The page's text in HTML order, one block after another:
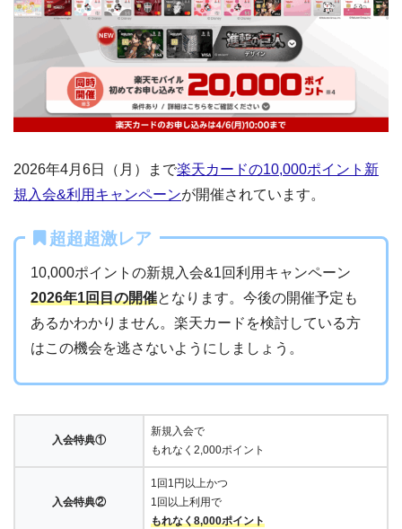
2026年4月6日（月）まで楽天カードの10,000ポイント新
規入会&利用キャンペーンが開催されています。
超超超激レア
10,000ポイントの新規入会&1回利用キャンペーン
2026年1回目の開催となります。今後の開催予定も
あるかわかりません。楽天カードを検討している方
はこの機会を逃さないようにしましょう。
入会特典①
新規入会で
もれなく2,000ポイント
入会特典②
1回1円以上かつ
1回以上利用で
もれなく8,000ポイント